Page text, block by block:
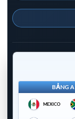
BẢNG A
MEXICO